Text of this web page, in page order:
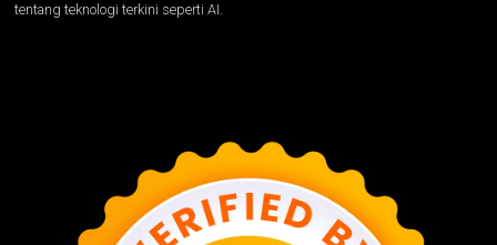
tentang teknologi terkini seperti AI.